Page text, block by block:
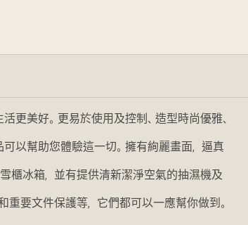
更美好。更易於使用及控制、造型時尚優雅、
以幫助您體驗這一切。擁有絢麗畫面，逼真
櫃冰箱，並有提供清新潔淨空氣的抽濕機及
要文件保護等，它們都可以一應幫你做到。